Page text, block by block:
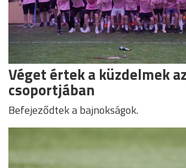
Véget értek a küzdelmek
csoportjában
Befejeződtek a bajnokságok.